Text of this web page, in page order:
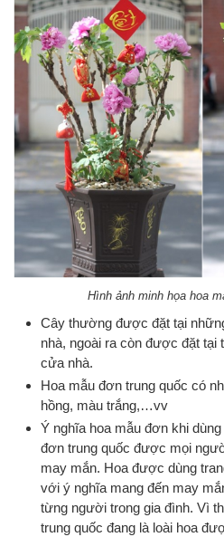
Hình ảnh minh họa hoa
Cây thường được đặt tại
nhà, ngoài ra còn được đặt tại
cửa nhà.
Hoa mẫu đơn trung quốc có
hồng, màu trắng,…vv
Ý nghĩa hoa mẫu đơn khi
đơn trung quốc được mọi
may mắn. Hoa được dùng
với ý nghĩa mang đến may
từng người trong gia đình. Vì
trung quốc đang là loài hoa